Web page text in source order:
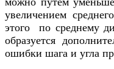
увеличением
этого по среднему
образуется
ошибки шага и угла